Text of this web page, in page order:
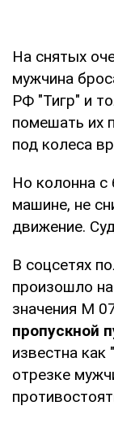
На снятых
мужчина
РФ "Тигр" и
помешать их
под колеса
Но колонна
машине, не
движение.
В соцсетях
произошло
значения М
пропускной
известна
отрезке